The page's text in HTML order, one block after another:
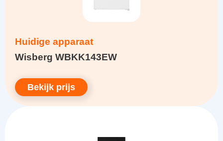
Huidige apparaat
Wisberg WBKK143EW
Bekijk prijs